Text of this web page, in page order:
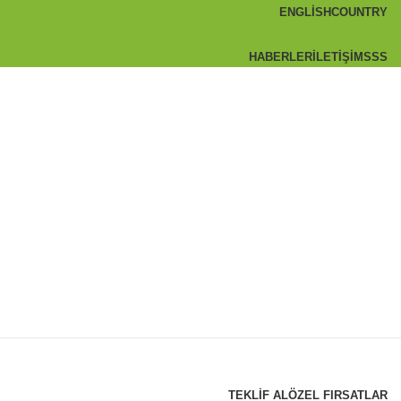
ENGLISHCOUNTRY
HABERLER İLETIŞIMSSS
TEKLIF ALÖZEL FIRSATLAR